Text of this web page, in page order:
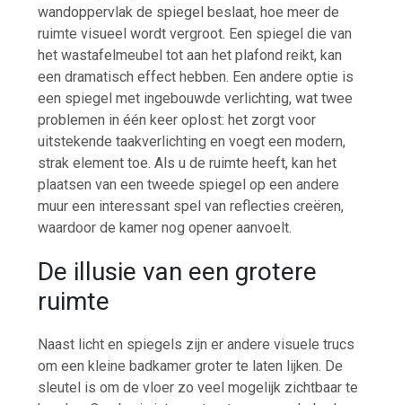
wandoppervlak de spiegel beslaat, hoe meer de
ruimte visueel wordt vergroot. Een spiegel die van
het wastafelmeubel tot aan het plafond reikt, kan
een dramatisch effect hebben. Een andere optie is
een spiegel met ingebouwde verlichting, wat twee
problemen in één keer oplost: het zorgt voor
uitstekende taakverlichting en voegt een modern,
strak element toe. Als u de ruimte heeft, kan het
plaatsen van een tweede spiegel op een andere
muur een interessant spel van reflecties creëren,
waardoor de kamer nog opener aanvoelt.
De illusie van een grotere
ruimte
Naast licht en spiegels zijn er andere visuele trucs
om een kleine badkamer groter te laten lijken. De
sleutel is om de vloer zo veel mogelijk zichtbaar te